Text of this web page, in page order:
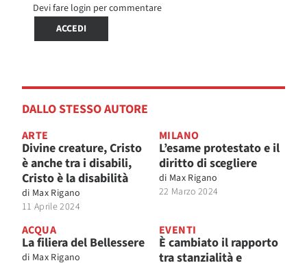
Devi fare login per commentare
ACCEDI
DALLO STESSO AUTORE
ARTE
Divine creature, Cristo
è anche tra i disabili,
Cristo è la disabilità
di Max Rigano
11 Aprile 2024
MILANO
L’esame protestato e il
diritto di scegliere
di Max Rigano
22 Marzo 2024
ACQUA
La filiera del Bellessere
di Max Rigano
EVENTI
È cambiato il rapporto
tra stanzialità e